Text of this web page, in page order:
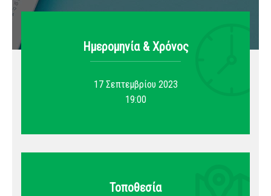
Ημερομηνία & Xρόνος
17 Σεπτεμβρίου 2023
19:00
Τοποθεσία